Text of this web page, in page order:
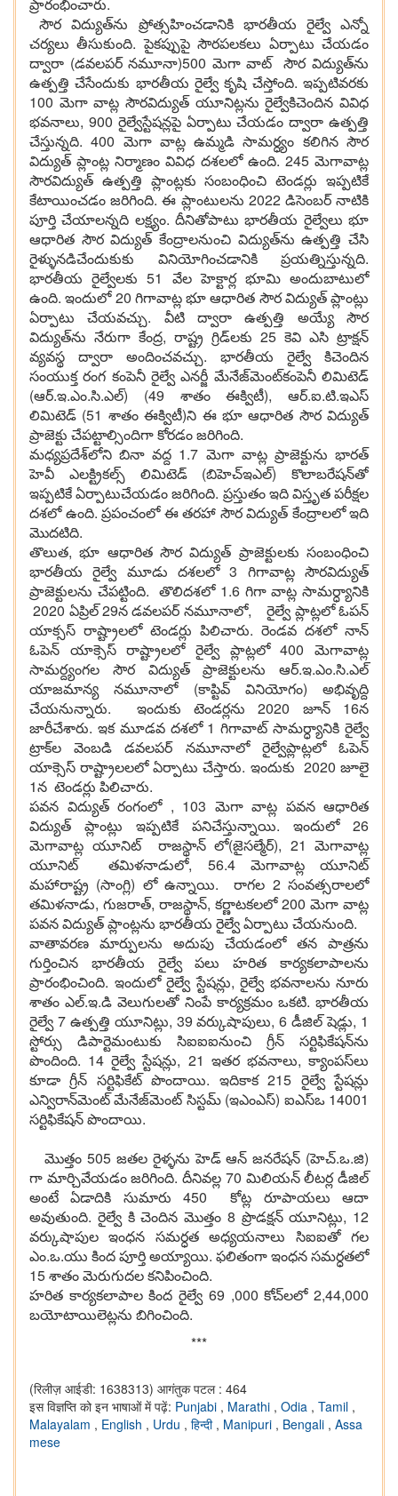
సౌర విద్యుత్‌ను ప్రోత్స‌హించ‌డానికి భార‌తీయ రైల్వే ఎన్నో
చ‌ర్య‌లు తీసుకుంది. పైక‌ప్పుపై సౌర‌ప‌ల‌క‌లు ఏర్పాటు చేయ‌డం
ద్వారా (డ‌వ‌ల‌ప‌ర్ న‌మూనా)500 మెగా వాట్ సౌర విద్యుత్‌ను
ఉత్పత్తి చేసేందుకు భార‌తీయ రైల్వే కృషి చేస్తోంది. ఇప్ప‌టివ‌ర‌కు
100 మెగా వాట్ల సౌర‌విద్యుత్ యూనిట్ల‌ను రైల్వేకిచెందిన వివిధ
భ‌వ‌నాలు, 900 రైల్వేస్టేష‌న్ల‌పై ఏర్పాటు చేయ‌డం ద్వారా ఉత్ప‌త్తి
చేస్తున్న‌ది. 400 మెగా వాట్ల ఉమ్మ‌డి సామ‌ర్ధ్యం క‌లిగిన సౌర
విద్యుత్ ప్లాంట్ల నిర్మాణం వివిధ ద‌శ‌ల‌లో ఉంది. 245 మెగావాట్ల
సౌర‌విద్యుత్ ఉత్ప‌త్తి ప్లాంట్ల‌కు సంబంధించి టెండ‌ర్లు ఇప్ప‌టికే
కేటాయించ‌డం జ‌రిగింది. ఈ ప్లాంటుల‌ను 2022 డిసెంబ‌ర్ నాటికి
పూర్తి చేయాల‌న్న‌ది ల‌క్ష్యం. దీనితోపాటు భార‌తీయ రైల్వేలు భూ
ఆధారిత సౌర విద్యుత్ కేంద్రాల‌నుంచి విద్యుత్‌ను ఉత్ప‌త్తి చేసి
రైళ్ళున‌డిచేందుకుకు వినియోగించడానికి ప్రయ‌త్నిస్తున్న‌ది.
భార‌తీయ రైల్వేల‌కు 51 వేల హెక్టార్ల భూమి అందుబాటులో
ఉంది. ఇందులో 20 గిగావాట్ల భూ ఆధారిత సౌర విద్యుత్ ప్లాంట్లు
ఏర్పాటు చేయ‌వ‌చ్చు. వీటి ద్వారా ఉత్ప‌త్తి అయ్యే సౌర
విద్యుత్‌ను నేరుగా కేంద్ర‌, రాష్ట్ర గ్రిడ్‌ల‌కు 25 కెవి ఎసి ట్రాక్ష‌న్
వ్య‌వ‌స్థ ద్వారా అందించ‌వ‌చ్చు. భార‌తీయ రైల్వే కిచెందిన
సంయుక్త రంగ కంపెనీ రైల్వే ఎన‌ర్జీ మేనేజ్‌మెంట్‌కంపెనీ లిమిటెడ్
(ఆర్‌.ఇ.ఎం.సి.ఎల్‌) (49 శాతం ఈక్విటీ), ఆర్‌.ఐ.టి.ఇఎస్
లిమిటెడ్ (51 శాతం ఈక్విటీ)ని ఈ భూ ఆధారిత సౌర విద్యుత్
ప్రాజెక్టు చేపట్టాల్సిందిగా కోర‌డం జ‌రిగింది.
మ‌ధ్య‌ప్ర‌దేశ్‌లోని బినా వ‌ద్ద 1.7 మెగా వాట్ల ప్రాజెక్టును భార‌త్
హెవీ ఎల‌క్ట్రిక‌ల్స్ లిమిటెడ్ (బిహెచ్ఇఎల్‌) కొలాబ‌రేష‌న్‌తో
ఇప్ప‌టికే ఏర్పాటుచేయ‌డం జ‌రిగింది. ప్ర‌స్తుతం ఇది విస్తృత ప‌రీక్ష‌ల
ద‌శ‌లో ఉంది. ప్ర‌పంచంలో ఈ త‌ర‌హా సౌర విద్యుత్ కేంద్రాల‌లో ఇది
మొద‌టిది.
తొలుత‌, భూ ఆధారిత సౌర విద్యుత్ ప్రాజెక్టులకు సంబంధించి
భార‌తీయ రైల్వే మూడు ద‌శ‌ల‌లో 3 గిగావాట్ల సౌర‌విద్యుత్
ప్రాజెక్టుల‌ను చేప‌ట్టింది. తొలిద‌శ‌లో 1.6 గిగా వాట్ల సామ‌ర్ధ్యానికి
2020 ఏప్రిల్ 29న డ‌వ‌ల‌ప‌ర్ న‌మూనాలో, రైల్వే ప్లాట్ల‌లో ఓప‌న్
యాక్సస్ రాష్ట్రాల‌లో టెండ‌ర్లు పిలిచారు. రెండ‌వ ద‌శలో నాన్
ఓపెన్ యాక్సెస్ రాష్ట్రాల‌లో రైల్వే ప్లాట్ల‌లో 400 మెగావాట్ల
సామ‌ర్ద్యంగ‌ల సౌర విద్యుత్ ప్రాజెక్టుల‌ను ఆర్‌.ఇ.ఎం.సి.ఎల్
యాజ‌మాన్య న‌మూనాలో (కాప్టివ్ వినియోగం) అభివృద్ది
చేయ‌నున్నారు. ఇందుకు టెండ‌ర్ల‌ను 2020 జూన్ 16న
జారీచేశారు. ఇక మూడ‌వ ద‌శ‌లో 1 గిగావాట్ సామ‌ర్ధ్యానికి రైల్వే
ట్రాక్‌ల వెంబ‌డి డ‌వ‌ల‌ప‌ర్ న‌మూనాలో రైల్వేప్లాట్ల‌లో ఓపెన్
యాక్సెస్ రాష్ట్రాల‌ల‌లో ఏర్పాటు చేస్తారు. ఇందుకు 2020 జూలై
1న టెండ‌ర్లు పిలిచారు.
ప‌వ‌న విద్యుత్ రంగంలో , 103 మెగా వాట్ల ప‌వ‌న ఆధారిత
విద్యుత్ ప్లాంట్లు ఇప్ప‌టికే ప‌నిచేస్తున్నాయి. ఇందులో 26
మెగావాట్ల యూనిట్ రాజ‌స్థాన్ లో(జైసల్మేర్‌), 21 మెగావాట్ల
యూనిట్ త‌మిళ‌నాడులో, 56.4 మెగావాట్ల యూనిట్‌
మ‌హారాష్ట్ర (సాంగ్లి) లో ఉన్నాయి. రాగ‌ల 2 సంవత్స‌రాల‌లో
త‌మిళ‌నాడు, గుజ‌రాత్‌, రాజ‌స్థాన్‌, క‌ర్ణాట‌క‌ల‌లో 200 మెగా వాట్ల
ప‌వ‌న విద్యుత్ ప్లాంట్ల‌ను భార‌తీయ రైల్వే ఏర్పాటు చేయ‌నుంది.
వాతావ‌ర‌ణ మార్పులను అదుపు చేయ‌డంలో త‌న పాత్ర‌ను
గుర్తించిన భార‌తీయ రైల్వే ప‌లు హ‌రిత కార్య‌క‌లాపాల‌ను
ప్రారంభించింది. ఇందులో రైల్వే స్టేష‌న్లు, రైల్వే భ‌వ‌నాల‌ను నూరు
శాతం ఎల్‌.ఇ.డి వెలుగుల‌తో నింపే కార్య‌క్ర‌మం ఒక‌టి. భార‌తీయ
రైల్వే 7 ఉత్ప‌త్తి యూనిట్లు, 39 వ‌ర్కుషాపులు, 6 డీజిల్ షెడ్లు, 1
స్టోర్సు డిపార్టెమంటుకు సిఐఐఐనుంచి గ్రీన్ స‌ర్టిఫికేష‌న్‌ను
పొందింది. 14 రైల్వే స్టేష‌న్లు, 21 ఇత‌ర భ‌వ‌నాలు, క్యాంప‌స్‌లు
కూడా గ్రీన్ స‌ర్టిఫికేట్ పొందాయి. ఇదికాక 215 రైల్వే స్టేష‌న్లు
ఎన్విరాన్‌మెంట్ మేనేజ్‌మెంట్ సిస్ట‌మ్ (ఇఎంఎస్‌) ఐఎస్ఒ 14001
స‌ర్టిఫికేష‌న్ పొందాయి.
మొత్తం 505 జ‌త‌ల రైళ్ళ‌ను హెడ్ ఆన్ జ‌న‌రేష‌న్ (హెచ్‌.ఒ.జి)
గా మార్చివేయ‌డం జ‌రిగింది. దీనివ‌ల్ల 70 మిలియ‌న్ లీట‌ర్ల డీజిల్
అంటే ఏడాదికి సుమారు 450 కోట్ల రూపాయ‌లు ఆదా
అవుతుంది. రైల్వే కి చెందిన మొత్తం 8 ప్రొడ‌క్ష‌న్ యూనిట్లు, 12
వ‌ర్కుషాపుల ఇంధ‌న స‌మ‌ర్ధ‌త అధ్య‌య‌నాలు సిఐఐతో గ‌ల
ఎం.ఒ.యు కింద పూర్తి అయ్యాయి. ఫ‌లితంగా ఇంధ‌న స‌మ‌ర్ధ‌త‌లో
15 శాతం మెరుగుద‌ల క‌నిపించింది.
హ‌రిత కార్య‌క‌లాపాల కింద రైల్వే 69 ,000 కోచ్‌ల‌లో 2,44,000
బ‌యోటాయిలెట్ల‌ను బిగించింది.
***
(रिलीज़ आईडी: 1638313) आगंतुक पटल : 464
इस विज्ञप्ति को इन भाषाओं में पढ़ें: Punjabi , Marathi , Odia , Tamil ,
Malayalam , English , Urdu , हिन्दी , Manipuri , Bengali , Assa
mese